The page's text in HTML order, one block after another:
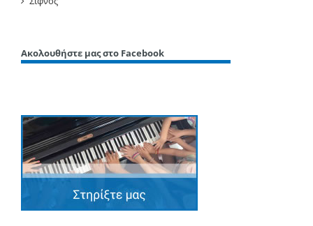
Ακολουθήστε μας στο Facebook